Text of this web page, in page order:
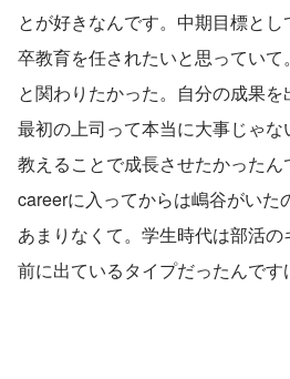
とが好きなんです。中期目標と
卒教育を任されたいと思ってい
と関わりたかった。自分の成果を
最初の上司って本当に大事じゃ
教えることで成長させたかった
careerに入ってからは嶋谷がいた
あまりなくて。学生時代は部活
前に出ているタイプだったんです